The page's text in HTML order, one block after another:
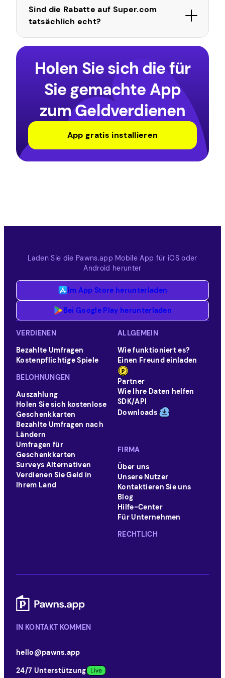
Sind die Rabatte auf Super.com
tatsächlich echt?
Holen Sie sich die für
Sie gemachte App
zum Geldverdienen
App gratis installieren
Laden Sie die Pawns.app Mobile App für iOS oder
Android herunter
Im App Store herunterladen
Bei Google Play herunterladen
IN KONTAKT KOMMEN
hello@pawns.app
24/7 Unterstützung
VERDIENEN
Bezahlte Umfragen
Kostenpflichtige Spiele
BELOHNUNGEN
Auszahlung
Holen Sie sich kostenlose
Geschenkkarten
Bezahlte Umfragen nach
Ländern
Umfragen für
Geschenkkarten
Surveys Alternativen
Verdienen Sie Geld in
Ihrem Land
ALLGEMEIN
Wie funktioniert es?
Einen Freund einladen
Partner
Wie Ihre Daten helfen
SDK/API
Downloads
FIRMA
Über uns
Unsere Nutzer
Kontaktieren Sie uns
Blog
Hilfe-Center
Für Unternehmen
RECHTLICH